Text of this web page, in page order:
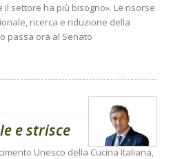
settore ha più bisogno». Le risorse
ricerca e riduzione della
passa ora al Senato
e strisce
Unesco della Cucina Italiana,